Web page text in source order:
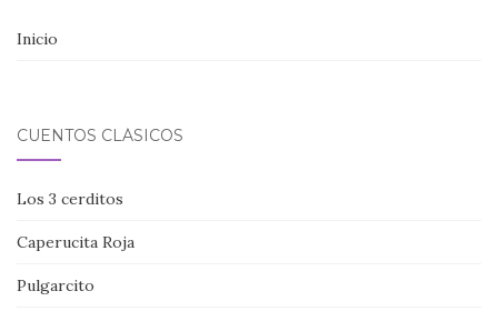
Inicio
CUENTOS CLÁSICOS
Los 3 cerditos
Caperucita Roja
Pulgarcito